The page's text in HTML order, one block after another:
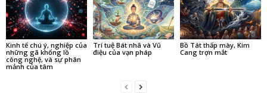
Kinh tế chú ý, nghiệp của
những gã khổng lồ
công nghệ, và sự phân
mảnh của tâm
Trí tuệ Bát nhã và Vũ
điệu của vạn pháp
Bồ Tát thấp mày, Kim
Cang trợn mắt